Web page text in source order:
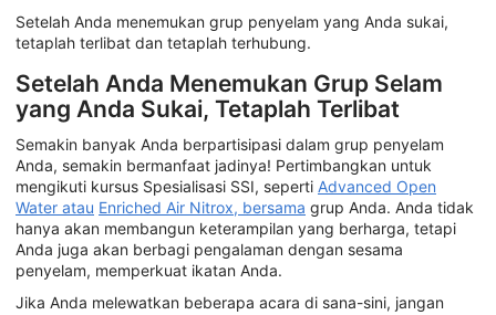
Setelah Anda menemukan grup penyelam yang Anda sukai,
tetaplah terlibat dan tetaplah terhubung.
Setelah Anda Menemukan Grup Selam
yang Anda Sukai, Tetaplah Terlibat
Semakin banyak Anda berpartisipasi dalam grup penyelam
Anda, semakin bermanfaat jadinya! Pertimbangkan untuk
mengikuti kursus Spesialisasi SSI, seperti Advanced Open
Water atau Enriched Air Nitrox, bersama grup Anda. Anda tidak
hanya akan membangun keterampilan yang berharga, tetapi
Anda juga akan berbagi pengalaman dengan sesama
penyelam, memperkuat ikatan Anda.
Jika Anda melewatkan beberapa acara di sana-sini, jangan